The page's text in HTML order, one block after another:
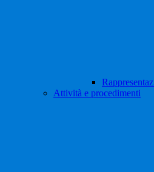
Attività e procedimenti